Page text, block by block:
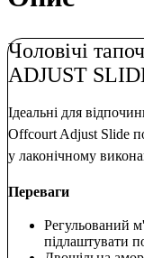
Чоловічі
ADJUST
Ідеальні для
Offcourt Adjust Slide
у лаконічному
Переваги
Регульований
підлаштувати